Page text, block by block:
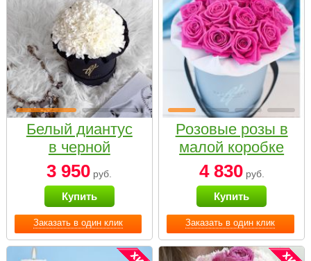
Заказать в один клик
Белый диантус
в черной
коробке Small
3 950 руб.
Купить
Заказать в один клик
Розовые розы в
малой коробке
4 830руб.
Купить